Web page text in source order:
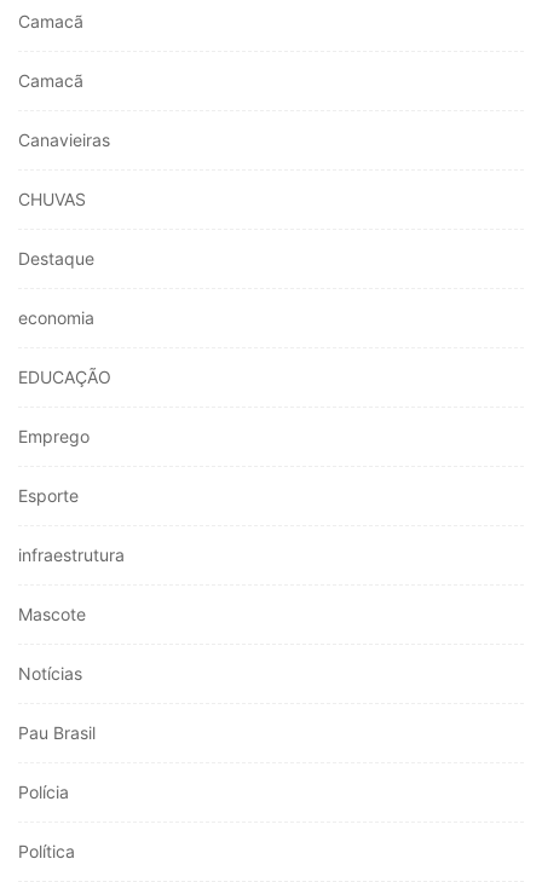
Camacã
Camacã
Canavieiras
CHUVAS
Destaque
economia
EDUCAÇÃO
Emprego
Esporte
infraestrutura
Mascote
Notícias
Pau Brasil
Polícia
Política